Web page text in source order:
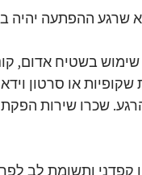
שרגע ההפתעה יהיה
בשטיח אדום,
שקופיות או סרטון
שכרו שירות הפקת
קפדני ותשומת לב